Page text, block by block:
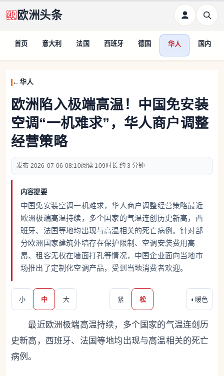
欧洲头条
首页 意大利 法国 西班牙 德国 华人 国内
华人
欧洲陷入极端高温！中国免安装
空调“一机难求”，华人商户调整
经营策略
2026-07-06 08:10 109 约 3 分钟
内容提要
中国免安装空调一机难求，华人商户调整经营策略最近
欧洲极端高温持续，多个国家的气温连创历史新高，西
班牙、法国等地均出现与高温相关的死亡病例。针对部
分欧洲国家建筑外墙存在保护限制、空调安装费用高
昂、租客无权在墙面打孔等情况，中国企业面向当地市
场推出了定制化空调产品，受到当地消费者欢迎。
小 中 大 紧 松 ◐ 暖色
最近欧洲极端高温持续，多个国家的气温连创历
史新高，西班牙、法国等地均出现与高温相关的死亡
病例。